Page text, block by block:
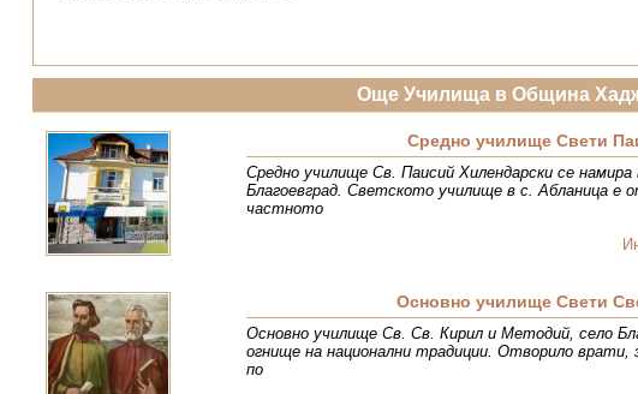
Още Училища в Община
Средно училище Свети
Средно училище Св. Паисий Хилендарски се
Благоевград. Светското училище в с. Абланица е
частното
Oсновно училище Свети
Основно училище Св. Св. Кирил и Методий, село
огнище на национални традиции. Отворило врати,
по